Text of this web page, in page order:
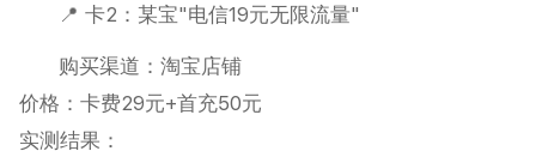
📍 卡2：某宝"电信19元无限流量"
购买渠道：淘宝店铺
价格：卡费29元+首充50元
实测结果：